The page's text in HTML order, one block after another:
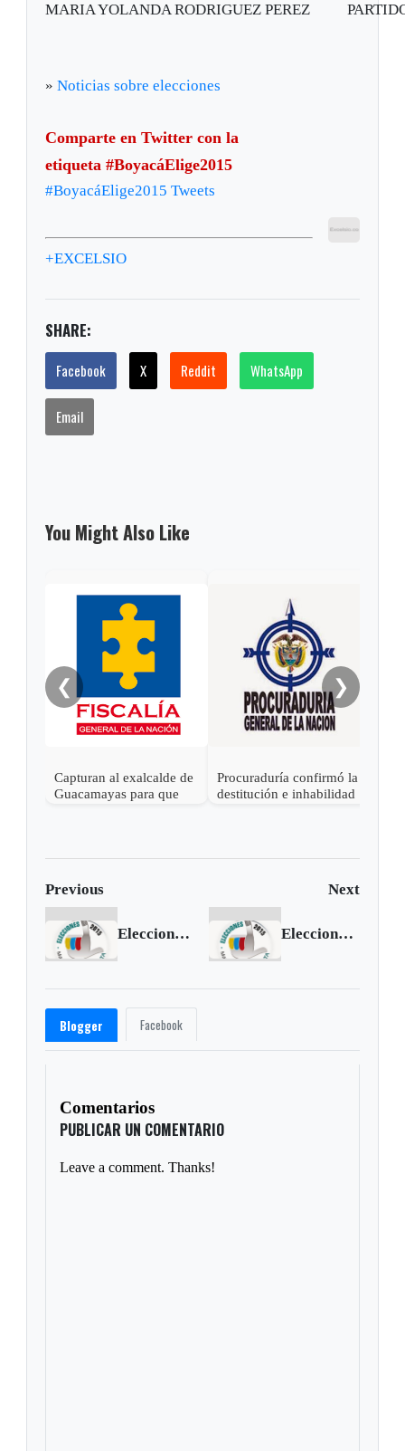
MARIA YOLANDA RODRIGUEZ PEREZ
»Noticias sobre elecciones
Comparte en Twitter con la
etiqueta #BoyacáElige2015
#BoyacáElige2015 Tweets
+EXCELSIO
SHARE:
Facebook X Reddit WhatsApp
Email
You Might Also Like
❮
Capturan al exalcalde de
Guacamayas para que
Procuraduría confirmó la
destitución e inhabilidad
❯
Previous Next
Elecciones 2015: Tuta decide Elecciones 2015: Úmbita decide
Blogger Facebook
Comentarios
PUBLICAR UN COMENTARIO
Leave a comment. Thanks!